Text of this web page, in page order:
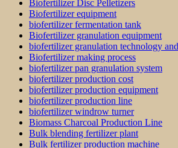
Biofertilizer Disc Pelletizers
Biofertilizer equipment
biofertilizer fermentation tank
Biofertilizer granulation equipment
biofertilizer granulation technology
Biofertilizer making process
biofertilizer pan granulation system
biofertilizer production cost
biofertilizer production equipment
biofertilizer production line
biofertilizer windrow turner
Biomass Charcoal Production Line
Bulk blending fertilizer plant
Bulk fertilizer production machine